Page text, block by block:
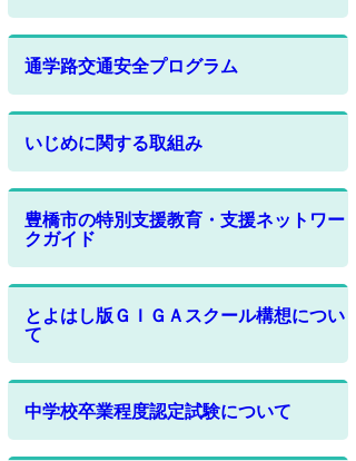
通学路交通安全プログラム
いじめに関する取組み
豊橋市の特別支援教育・支援ネットワー
クガイド
とよはし版ＧＩＧＡスクール構想につい
て
中学校卒業程度認定試験について